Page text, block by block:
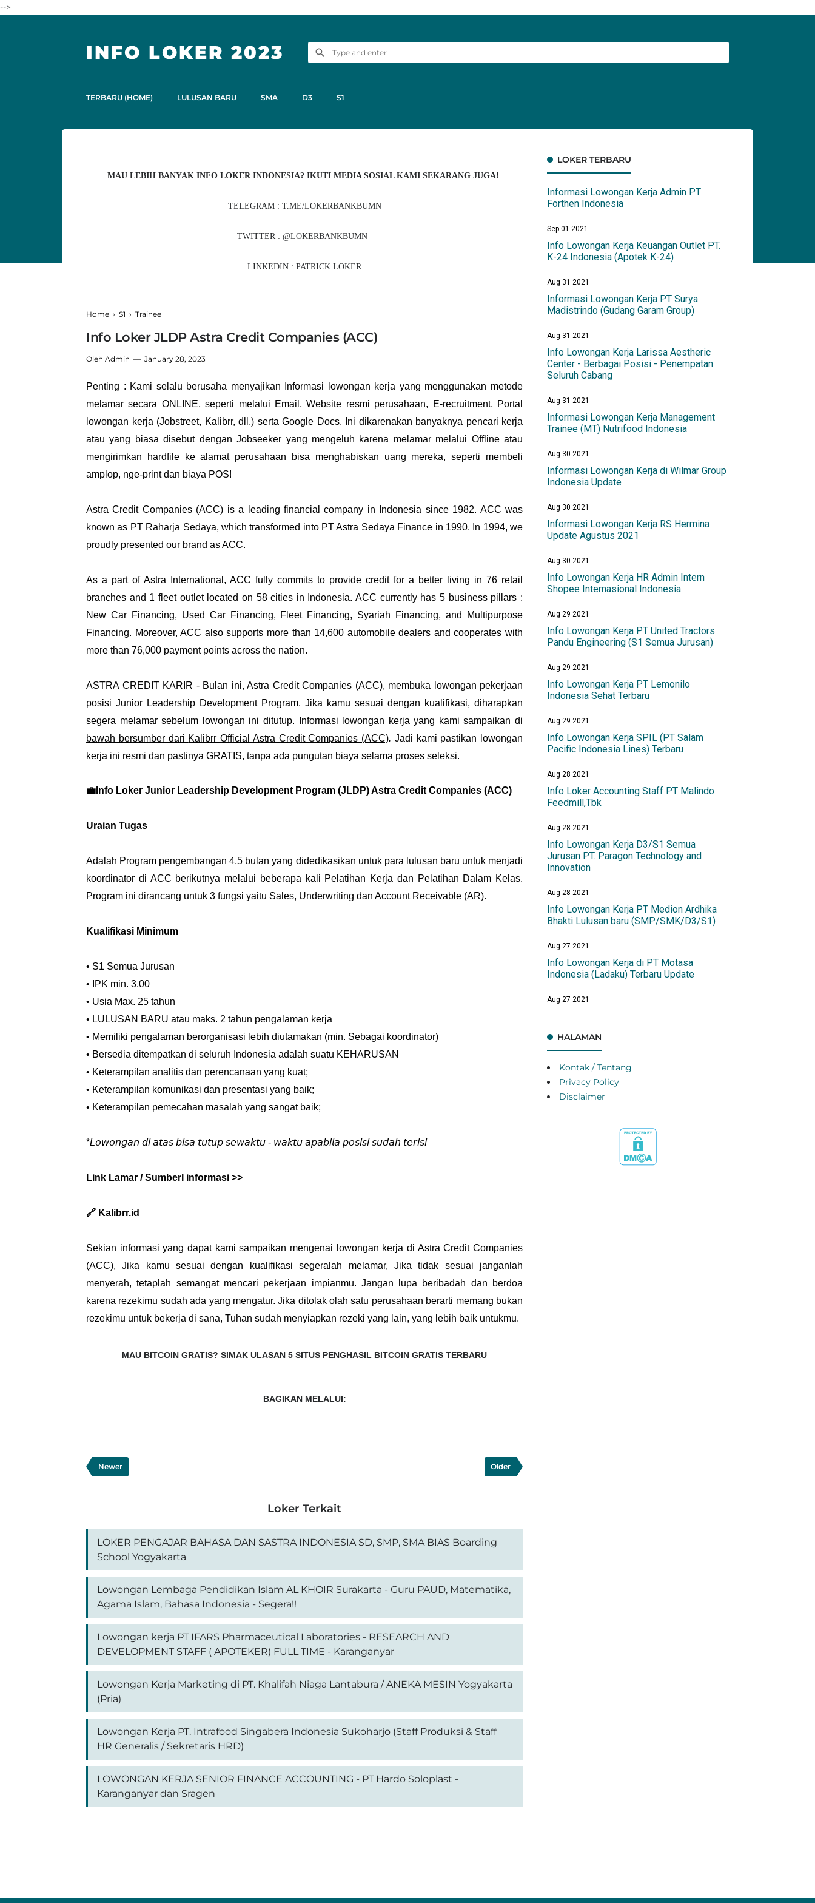
-->
INFO LOKER 2023
TERBARU (HOME) LULUSAN BARU SMA D3 S1
MAU LEBIH BANYAK INFO LOKER INDONESIA? IKUTI MEDIA SOSIAL KAMI SEKARANG JUGA!
TELEGRAM : T.ME/LOKERBANKBUMN
TWITTER : @LOKERBANKBUMN_
LINKEDIN : PATRICK LOKER
Home › S1 › Trainee
Info Loker JLDP Astra Credit Companies (ACC)
Oleh Admin January 28, 2023
Penting : Kami selalu berusaha menyajikan Informasi lowongan kerja yang menggunakan metode
melamar secara ONLINE, seperti melalui Email, Website resmi perusahaan, E-recruitment, Portal
lowongan kerja (Jobstreet, Kalibrr, dll.) serta Google Docs. Ini dikarenakan banyaknya pencari kerja
atau yang biasa disebut dengan Jobseeker yang mengeluh karena melamar melalui Offline atau
mengirimkan hardfile ke alamat perusahaan bisa menghabiskan uang mereka, seperti membeli
amplop, nge-print dan biaya POS!
Astra Credit Companies (ACC) is a leading financial company in Indonesia since 1982. ACC was
known as PT Raharja Sedaya, which transformed into PT Astra Sedaya Finance in 1990. In 1994, we
proudly presented our brand as ACC.
As a part of Astra International, ACC fully commits to provide credit for a better living in 76 retail
branches and 1 fleet outlet located on 58 cities in Indonesia. ACC currently has 5 business pillars :
New Car Financing, Used Car Financing, Fleet Financing, Syariah Financing, and Multipurpose
Financing. Moreover, ACC also supports more than 14,600 automobile dealers and cooperates with
more than 76,000 payment points across the nation.
ASTRA CREDIT KARIR - Bulan ini, Astra Credit Companies (ACC), membuka lowongan pekerjaan
posisi Junior Leadership Development Program. Jika kamu sesuai dengan kualifikasi, diharapkan
segera melamar sebelum lowongan ini ditutup.
Informasi lowongan kerja yang kami sampaikan di
bawah bersumber dari Kalibrr Official Astra Credit Companies (ACC). Jadi kami pastikan lowongan
kerja ini resmi dan pastinya GRATIS, tanpa ada pungutan biaya selama proses seleksi.
💼Info Loker Junior Leadership Development Program (JLDP) Astra Credit Companies (ACC)
Uraian Tugas
Adalah Program pengembangan 4,5 bulan yang didedikasikan untuk para lulusan baru untuk menjadi
koordinator di ACC berikutnya melalui beberapa kali Pelatihan Kerja dan Pelatihan Dalam Kelas.
Program ini dirancang untuk 3 fungsi yaitu Sales, Underwriting dan Account Receivable (AR).
Kualifikasi Minimum
• S1 Semua Jurusan
• IPK min. 3.00
• Usia Max. 25 tahun
• LULUSAN BARU atau maks. 2 tahun pengalaman kerja
• Memiliki pengalaman berorganisasi lebih diutamakan (min. Sebagai koordinator)
• Bersedia ditempatkan di seluruh Indonesia adalah suatu KEHARUSAN
• Keterampilan analitis dan perencanaan yang kuat;
• Keterampilan komunikasi dan presentasi yang baik;
• Keterampilan pemecahan masalah yang sangat baik;
*𝘓𝘰𝘸𝘰𝘯𝘨𝘢𝘯 𝘥𝘪 𝘢𝘵𝘢𝘴 𝘣𝘪𝘴𝘢 𝘵𝘶𝘵𝘶𝘱 𝘴𝘦𝘸𝘢𝘬𝘵𝘶 - 𝘸𝘢𝘬𝘵𝘶 𝘢𝘱𝘢𝘣𝘪𝘭𝘢 𝘱𝘰𝘴𝘪𝘴𝘪 𝘴𝘶𝘥𝘢𝘩 𝘵𝘦𝘳𝘪𝘴𝘪
Link Lamar / SumberI informasi >>
🔗 Kalibrr.id
Sekian informasi yang dapat kami sampaikan mengenai lowongan kerja di Astra Credit Companies
(ACC), Jika kamu sesuai dengan kualifikasi segeralah melamar, Jika tidak sesuai janganlah
menyerah, tetaplah semangat mencari pekerjaan impianmu. Jangan lupa beribadah dan berdoa
karena rezekimu sudah ada yang mengatur. Jika ditolak olah satu perusahaan berarti memang bukan
rezekimu untuk bekerja di sana, Tuhan sudah menyiapkan rezeki yang lain, yang lebih baik untukmu.
MAU BITCOIN GRATIS? SIMAK ULASAN 5 SITUS PENGHASIL BITCOIN GRATIS TERBARU
BAGIKAN MELALUI:
Newer Older
Loker Terkait
LOKER PENGAJAR BAHASA DAN SASTRA INDONESIA SD, SMP, SMA BIAS Boarding
School Yogyakarta
Lowongan Lembaga Pendidikan Islam AL KHOIR Surakarta - Guru PAUD, Matematika,
Agama Islam, Bahasa Indonesia - Segera!!
Lowongan kerja PT IFARS Pharmaceutical Laboratories - RESEARCH AND
DEVELOPMENT STAFF ( APOTEKER) FULL TIME - Karanganyar
Lowongan Kerja Marketing di PT. Khalifah Niaga Lantabura / ANEKA MESIN Yogyakarta
(Pria)
Lowongan Kerja PT. Intrafood Singabera Indonesia Sukoharjo (Staff Produksi & Staff
HR Generalis / Sekretaris HRD)
LOWONGAN KERJA SENIOR FINANCE ACCOUNTING - PT Hardo Soloplast -
Karanganyar dan Sragen
LOKER TERBARU
Informasi Lowongan Kerja Admin PT
Forthen Indonesia
Sep 01 2021
Info Lowongan Kerja Keuangan Outlet PT.
K-24 Indonesia (Apotek K-24)
Aug 31 2021
Informasi Lowongan Kerja PT Surya
Madistrindo (Gudang Garam Group)
Aug 31 2021
Info Lowongan Kerja Larissa Aestheric
Center - Berbagai Posisi - Penempatan
Seluruh Cabang
Aug 31 2021
Informasi Lowongan Kerja Management
Trainee (MT) Nutrifood Indonesia
Aug 30 2021
Informasi Lowongan Kerja di Wilmar Group
Indonesia Update
Aug 30 2021
Informasi Lowongan Kerja RS Hermina
Update Agustus 2021
Aug 30 2021
Info Lowongan Kerja HR Admin Intern
Shopee Internasional Indonesia
Aug 29 2021
Info Lowongan Kerja PT United Tractors
Pandu Engineering (S1 Semua Jurusan)
Aug 29 2021
Info Lowongan Kerja PT Lemonilo
Indonesia Sehat Terbaru
Aug 29 2021
Info Lowongan Kerja SPIL (PT Salam
Pacific Indonesia Lines) Terbaru
Aug 28 2021
Info Loker Accounting Staff PT Malindo
Feedmill,Tbk
Aug 28 2021
Info Lowongan Kerja D3/S1 Semua
Jurusan PT. Paragon Technology and
Innovation
Aug 28 2021
Info Lowongan Kerja PT Medion Ardhika
Bhakti Lulusan baru (SMP/SMK/D3/S1)
Aug 27 2021
Info Lowongan Kerja di PT Motasa
Indonesia (Ladaku) Terbaru Update
Aug 27 2021
HALAMAN
Kontak / Tentang
Privacy Policy
Disclaimer